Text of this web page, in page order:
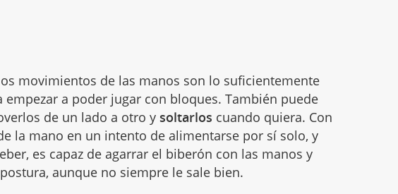
movimientos de las manos son lo suficientemente
empezar a poder jugar con bloques. También puede
de un lado a otro ysoltarlos cuando quiera. Con
la mano en un intento de alimentarse por sí solo, y
es capaz de agarrar el biberón con las manos y
aunque no siempre le sale bien.